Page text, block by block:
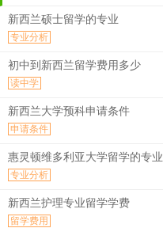
新西兰硕士留学的专业
专业分析
初中到新西兰留学费用多少
读中学
新西兰大学预科申请条件
申请条件
惠灵顿维多利亚大学留学的专业
专业分析
新西兰护理专业留学学费
留学费用